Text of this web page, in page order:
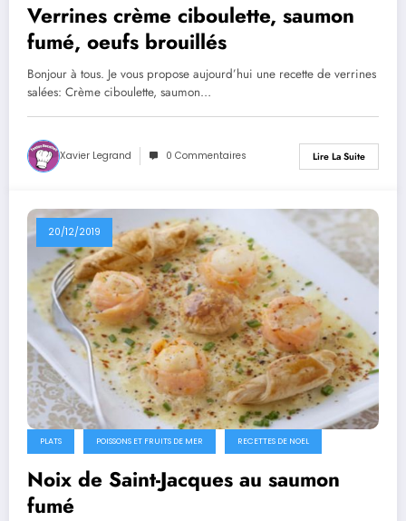
Verrines crème ciboulette, saumon
fumé, oeufs brouillés
Bonjour à tous. Je vous propose aujourd’hui une recette de verrines
salées: Crème ciboulette, saumon…
Xavier Legrand 0 Commentaires Lire La Suite
20/12/2019
PLATS POISSONS ET FRUITS DE MER RECETTES DE NOEL
Noix de Saint-Jacques au saumon
fumé